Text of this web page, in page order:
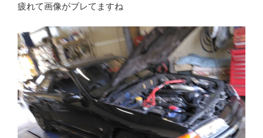
疲れて画像がブレてますね